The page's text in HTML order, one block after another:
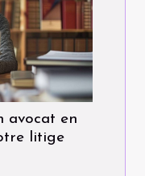
avocat en
litige